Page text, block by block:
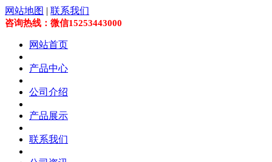
网站地图 | 联系我们
咨询热线：微信15253443000
网站首页
产品中心
公司介绍
产品展示
联系我们